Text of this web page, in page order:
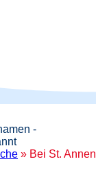
-
» Bei St. Annen